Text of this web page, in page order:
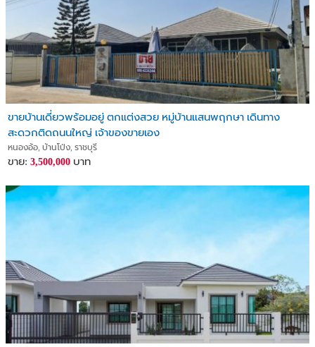
ขายบ้านเดี่ยวพร้อมอยู่ ตกแต่งสวย หมู่บ้านแสนพฤกษา เดินทาง
สะดวกติดถนนใหญ่ เจ้าของขายเอง
หนองอ้อ, บ้านโป่ง, ราชบุรี
ขาย: 3,500,000 บาท